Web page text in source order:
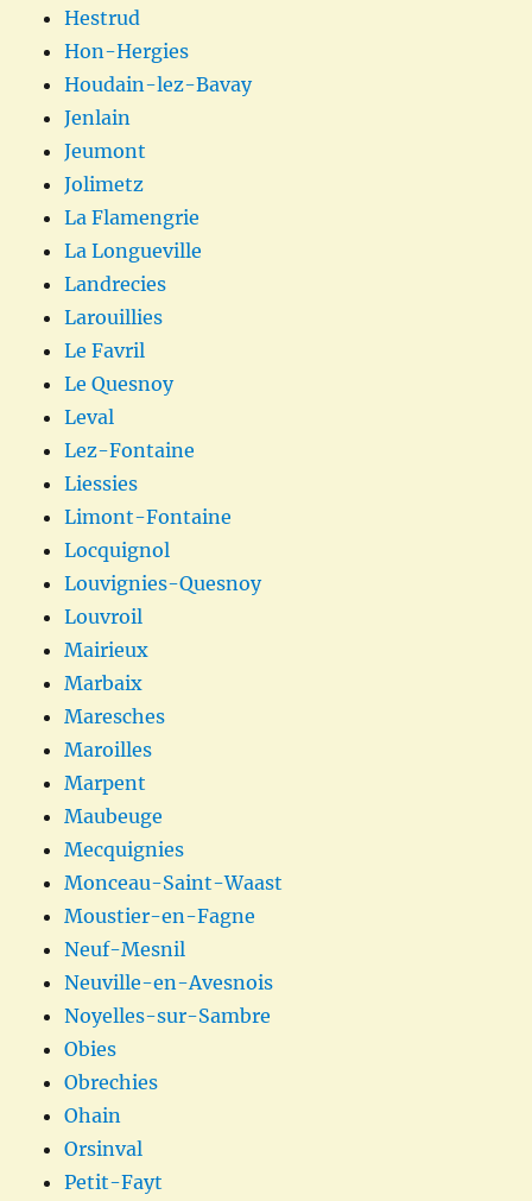
Hestrud
Hon-Hergies
Houdain-lez-Bavay
Jenlain
Jeumont
Jolimetz
La Flamengrie
La Longueville
Landrecies
Larouillies
Le Favril
Le Quesnoy
Leval
Lez-Fontaine
Liessies
Limont-Fontaine
Locquignol
Louvignies-Quesnoy
Louvroil
Mairieux
Marbaix
Maresches
Maroilles
Marpent
Maubeuge
Mecquignies
Monceau-Saint-Waast
Moustier-en-Fagne
Neuf-Mesnil
Neuville-en-Avesnois
Noyelles-sur-Sambre
Obies
Obrechies
Ohain
Orsinval
Petit-Fayt